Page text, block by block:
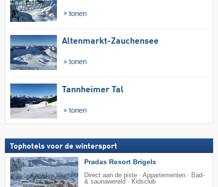
tonen
Altenmarkt-Zauchensee
tonen
Tannheimer Tal
tonen
Tophotels voor de wintersport
Pradas Resort Brigels
Direct aan de piste · Appartementen · Bad-
& saunawereld · Kidsclub